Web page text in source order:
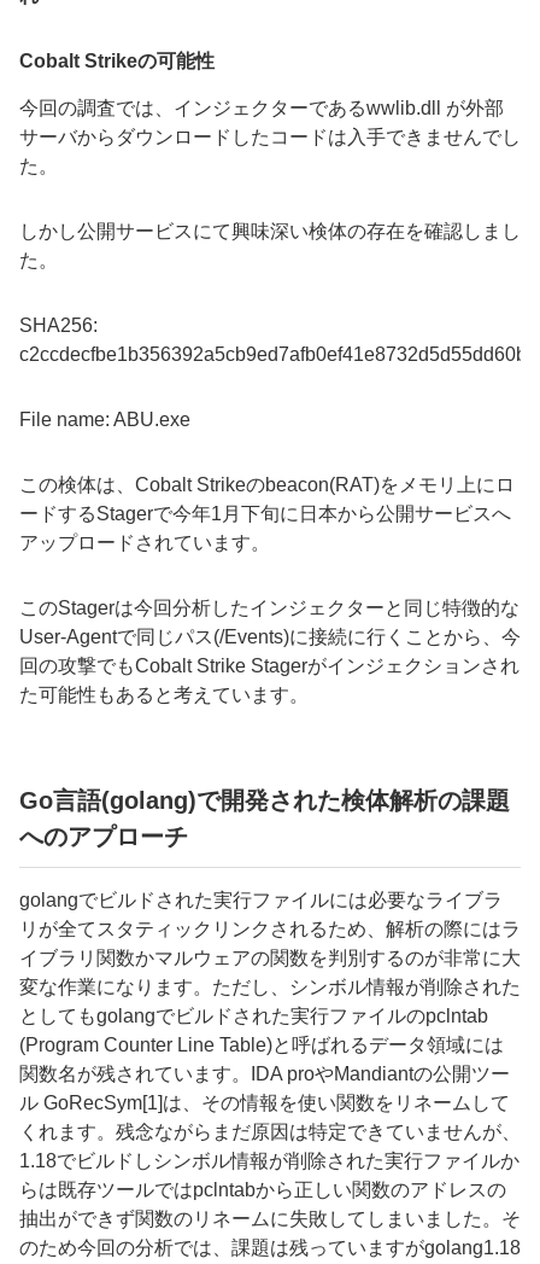
Cobalt Strikeの可能性
今回の調査では、インジェクターであるwwlib.dll が外部
サーバからダウンロードしたコードは入手できませんでし
た。
しかし公開サービスにて興味深い検体の存在を確認しまし
た。
SHA256:
File name: ABU.exe
この検体は、 Cobalt Strikeのbeacon(RAT)をメモリ上にロ
ードするStagerで今年1 月下旬に日本から公開サービスへ
アップロードされています。
このStagerは今回分析したインジェクターと同じ特徴的な
User-Agentで同じパス(/Events)に接続に行くことから、今
回の攻撃でもCobalt Strike Stagerがインジェクションされ
た可能性もあると考えています。
Go言語(golang)で開発された検体解析の課題
へのアプローチ
golangでビルドされた実行ファイルには必要なライブラ
リが全てスタティックリンクされるため、解析の際にはラ
イブラリ関数かマルウェアの関数を判別するのが非常に大
変な作業になります。ただし、シンボル情報が削除された
としてもgolangでビルドされた実行ファイルのpclntab
(Program Counter Line Table)と呼ばれるデータ領域には
関数名が残されています。
IDA proやMandiantの公開ツー
ル GoRecSym[1]は、その情報を使い関数をリネームして
くれます。残念ながらまだ原因は特定できていませんが、
1.18でビルドしシンボル情報が削除された実行ファイルか
らは既存ツールではpclntabから正しい関数のアドレスの
抽出ができず関数のリネームに失敗してしまいました。そ
のため今回の分析では、課題は残っていますがgolang1.18